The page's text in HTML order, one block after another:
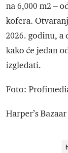
na 6,000 m2 –
kofera.
2026. godinu, a
kako će jedan
izgledati.
Foto:
Harper’s Bazaar